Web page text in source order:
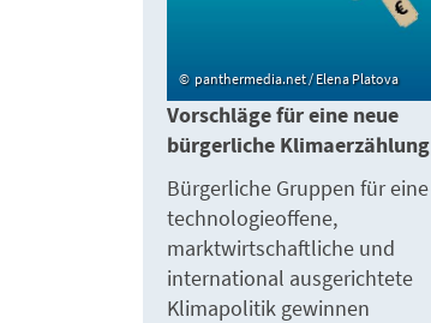
panthermedia.net / Elena Platova
Vorschläge für eine neue
bürgerliche Klimaerzählung
Bürgerliche Gruppen für eine
technologieoffene,
marktwirtschaftliche und
international ausgerichtete
Klimapolitik gewinnen